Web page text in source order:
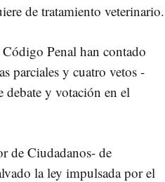
de tratamiento veterinario.
Penal han contado
parciales y cuatro vetos -
debate y votación en el
de Ciudadanos- de
la ley impulsada por el